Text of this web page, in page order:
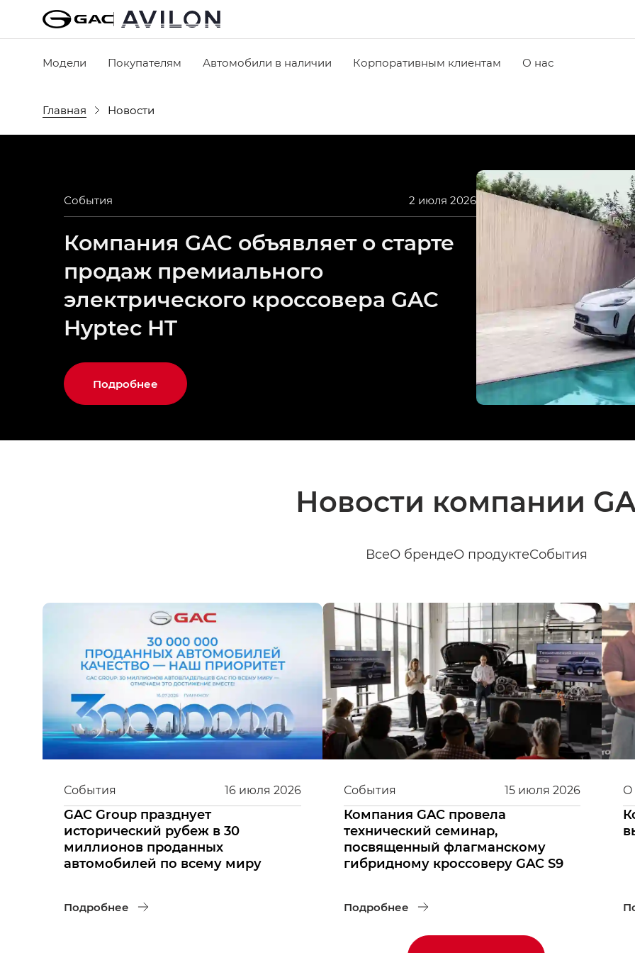
Модели Покупателям Автомобили в наличии Корпоративным клиентам О нас
Главная Новости
События 2 июля 2026
Компания GAC объявляет о старте
продаж премиального
электрического кроссовера GAC
Hyptec HT
Подробнее
Новости компании
ВсеО брендеО продуктеСобытия
16 июля 2026
События
GAC Group празднует
исторический рубеж в 30
миллионов проданных
автомобилей по всему миру
Подробнее
15 июля 2026
События
Компания GAC провела
технический семинар,
посвященный флагманскому
гибридному кроссоверу GAC S9
Подробнее
О